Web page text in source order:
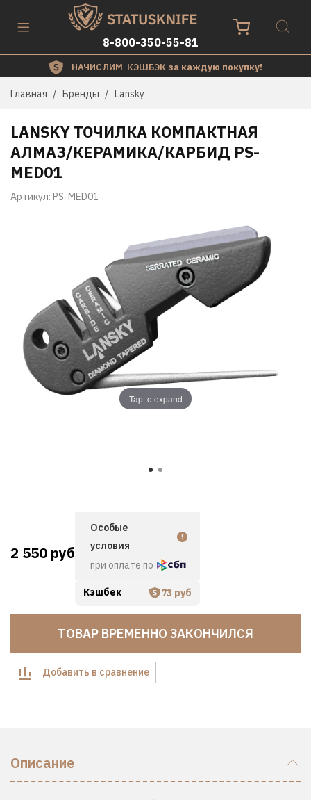
8-800-350-55-81
НАЧИСЛИМ КЭШБЭК за каждую покупку!
Главная Бренды Lansky
Tap to expand
Артикул: PS-MED01
LANSKY ТОЧИЛКА КОМПАКТНАЯ
АЛМАЗ/КЕРАМИКА/КАРБИД PS-
MED01
2 550 руб
Особые
условия
при оплате по
Кэшбек 73 руб
ТОВАР ВРЕМЕННО ЗАКОНЧИЛСЯ
Добавить в сравнение
Описание